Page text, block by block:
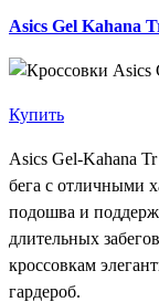
Asics Gel Kahana
Купить
Asics Gel-Kahana
бега с отличными
подошва и
длительных
кроссовкам
гардероб.